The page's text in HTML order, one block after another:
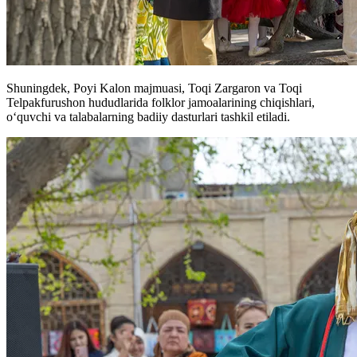
Shuningdek, Poyi Kalon majmuasi, Toqi Zargaron va Toqi
Telpakfurushon hududlarida folklor jamoalarining chiqishlari,
o‘quvchi va talabalarning badiiy dasturlari tashkil etiladi.